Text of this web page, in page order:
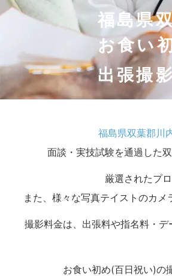
福島県
お食い
出張撮
福島県双葉郡川
面談・実技試験を通過した
厳選されたプ
また、様々な写真テイストのカ
撮影料金は、出張料や指名料・
お食い初め(百日祝い)の